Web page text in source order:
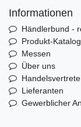
Informationen
Händlerbund -
Produkt-
Messen
Über uns
Lieferanten
Gewerblicher